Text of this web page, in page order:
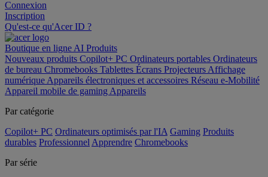
Connexion
Inscription
Qu'est-ce qu'Acer ID ?
Boutique en ligne AI Produits
Nouveaux produits Copilot+ PC Ordinateurs portables Ordinateurs
de bureau Chromebooks Tablettes Écrans Projecteurs Affichage
numérique Appareils électroniques et accessoires Réseau e-Mobilité
Appareil mobile de gaming Appareils
Par catégorie
Copilot+ PC Ordinateurs optimisés par l'IA Gaming Produits
durables Professionnel Apprendre Chromebooks
Par série